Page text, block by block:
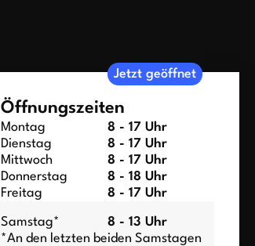
Jetzt geöffnet
Öffnungszeiten
Montag
8 - 17 Uhr
Dienstag
8 - 17 Uhr
Mittwoch
8 - 17 Uhr
Donnerstag
8 - 18 Uhr
Freitag
8 - 17 Uhr
Samstag*
8 - 13 Uhr
*An den letzten beiden Samstagen